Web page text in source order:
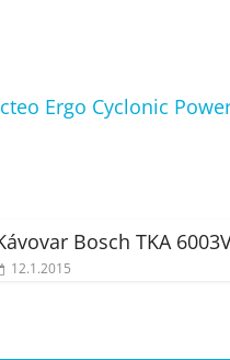
Ergo Cyclonic
Bosch TKA
12.1.2015